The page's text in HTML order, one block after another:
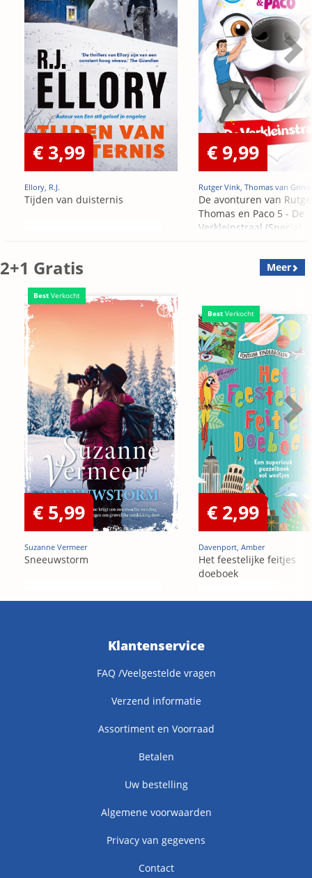
€ 3,99
Ellory, R.J.
Tijden van duisternis
€ 9,99
Rutger Vink, Thomas van
De avonturen van
Thomas en Paco 5 - De
Verkleinstraal (Special
2+1 Gratis Meer
Best Verkocht
€ 5,99
Suzanne Vermeer
Sneeuwstorm
Best Verkocht
€ 2,99
Davenport, Amber
Het feestelijke feitjes
doeboek
Klantenservice
FAQ /Veelgestelde vragen
Verzend informatie
Assortiment en Voorraad
Betalen
Uw bestelling
Algemene voorwaarden
Privacy van gegevens
Contact